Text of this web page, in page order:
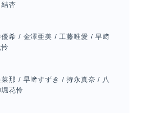
杏
希 / 金澤亜美 / 工藤唯愛 / 早﨑
那 / 早﨑すずき / 持永真奈 / 八
花怜